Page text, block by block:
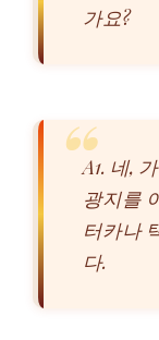
가요?
A1. 네,
광지를
터카나
다.